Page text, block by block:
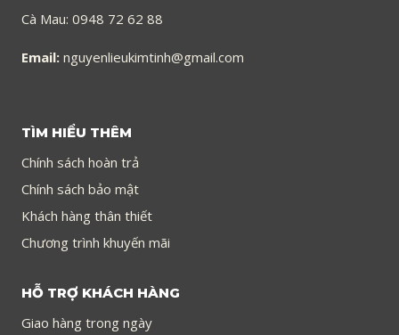
Cà Mau: 0948 72 62 88
Email: nguyenlieukimtinh@gmail.com
TÌM HIỂU THÊM
Chính sách hoàn trả
Chính sách bảo mật
Khách hàng thân thiết
Chương trình khuyến mãi
HỖ TRỢ KHÁCH HÀNG
Giao hàng trong ngày